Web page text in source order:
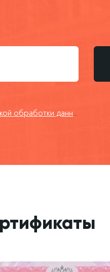
обработки данных